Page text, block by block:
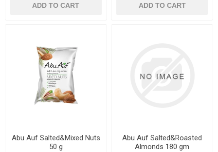
Abu Auf Salted&Mixed Nuts
50 g
Abu Auf Salted&Roasted
Almonds 180 gm